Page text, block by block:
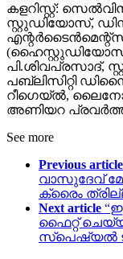
കളറിസ്റ്റ്:
സ്റ്റുഡിയോസ്,
(ഹൈസ്റ്റുഡിയോസ്),
പി.ശിവപ്രസാദ്,
പബ്ലിസിറ്റി
റീഗെയ്ൽ,
അണിയറ
See more
Previous article
വാസുദേവ്
ക്രൈം
Next article
ഫൈറ്റ്
സ്പെഷ്യൽ